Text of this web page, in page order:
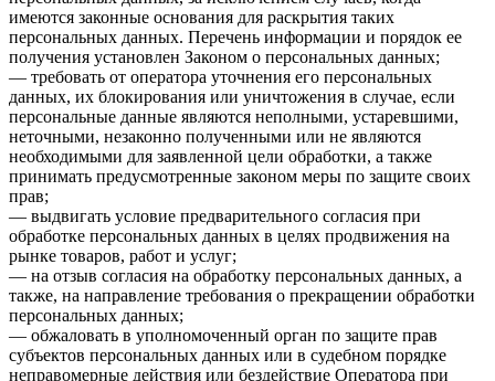
имеются законные основания для раскрытия таких
персональных данных. Перечень информации и порядок ее
получения установлен Законом о персональных данных;
— требовать от оператора уточнения его персональных
данных, их блокирования или уничтожения в случае, если
персональные данные являются неполными, устаревшими,
неточными, незаконно полученными или не являются
необходимыми для заявленной цели обработки, а также
принимать предусмотренные законом меры по защите своих
прав;
— выдвигать условие предварительного согласия при
обработке персональных данных в целях продвижения на
рынке товаров, работ и услуг;
— на отзыв согласия на обработку персональных данных, а
также, на направление требования о прекращении обработки
персональных данных;
— обжаловать в уполномоченный орган по защите прав
субъектов персональных данных или в судебном порядке
неправомерные действия или бездействие Оператора при